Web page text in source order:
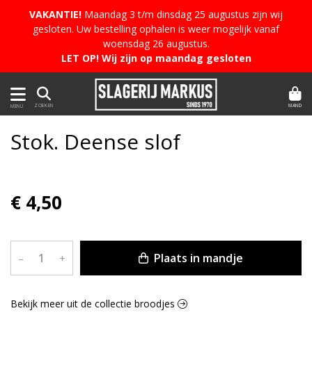
VAKANTIE! Maandag 3 t/m dinsdag 25 augustus zijn wij
gesloten. Uw bestelling ophalen is weer mogelijk vanaf
woensdag 26 augustus.
LET OP! Wij zijn op maandag gesloten
MENU ZOEKEN MAND
Stok. Deense slof
€ 4,50
– + Plaats in mandje
Bekijk meer uit de collectie broodjes